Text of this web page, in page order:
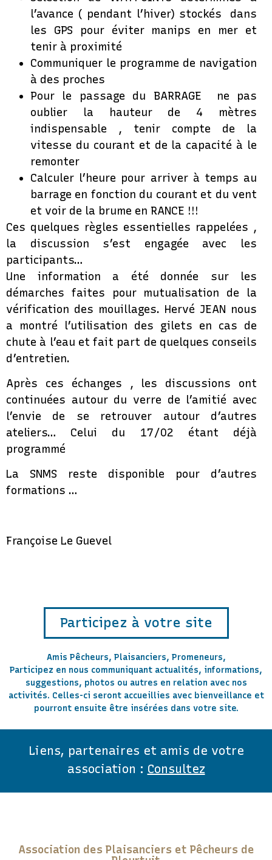
l’avance ( pendant l’hiver) stockés dans
les GPS pour éviter manips en mer et
tenir à proximité
Communiquer le programme de navigation
à des proches
Pour le passage du BARRAGE ne pas
oublier la hauteur de 4 mètres
indispensable , tenir compte de la
vitesse du courant et de la capacité à le
remonter
Calculer l’heure pour arriver à temps au
barrage en fonction du courant et du vent
et voir de la brume en RANCE !!!
Ces quelques règles essentielles rappelées ,
la discussion s’est engagée avec les
participants…
Une information a été donnée sur les
démarches faites pour mutualisation de la
vérification des mouillages. Hervé JEAN nous
a montré l’utilisation des gilets en cas de
chute à l’eau et fait part de quelques conseils
d’entretien.
Après ces échanges , les discussions ont
continuées autour du verre de l’amitié avec
l’envie de se retrouver autour d’autres
ateliers… Celui du 17/02 étant déjà
programmé
La SNMS reste disponible pour d’autres
formations …
Françoise Le Guevel
Participez à votre site
Amis Pêcheurs, Plaisanciers, Promeneurs,
Participez en nous communiquant actualités, informations,
suggestions, photos ou autres en relation avec nos
activités. Celles-ci seront accueillies avec bienveillance et
pourront ensuite être insérées dans votre site.
Liens, partenaires et amis de votre
association : Consultez
Association des Plaisanciers et Pêcheurs de